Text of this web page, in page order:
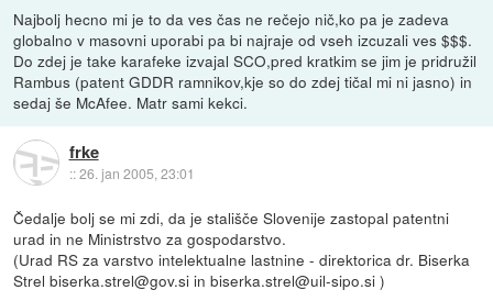
Najbolj hecno mi je to da ves čas ne rečejo nič,ko pa je zadeva
globalno v masovni uporabi pa bi najraje od vseh izcuzali ves $$$.
Do zdej je take karafeke izvajal SCO,pred kratkim se jim je pridružil
Rambus (patent GDDR ramnikov,kje so do zdej tičal mi ni jasno) in
sedaj še McAfee. Matr sami kekci.
frke
::26. jan 2005, 23:01
Čedalje bolj se mi zdi, da je stališče Slovenije zastopal patentni
urad in ne Ministrstvo za gospodarstvo.
(Urad RS za varstvo intelektualne lastnine - direktorica dr. Biserka
Strel biserka.strel@gov.si in biserka.strel@uil-sipo.si )